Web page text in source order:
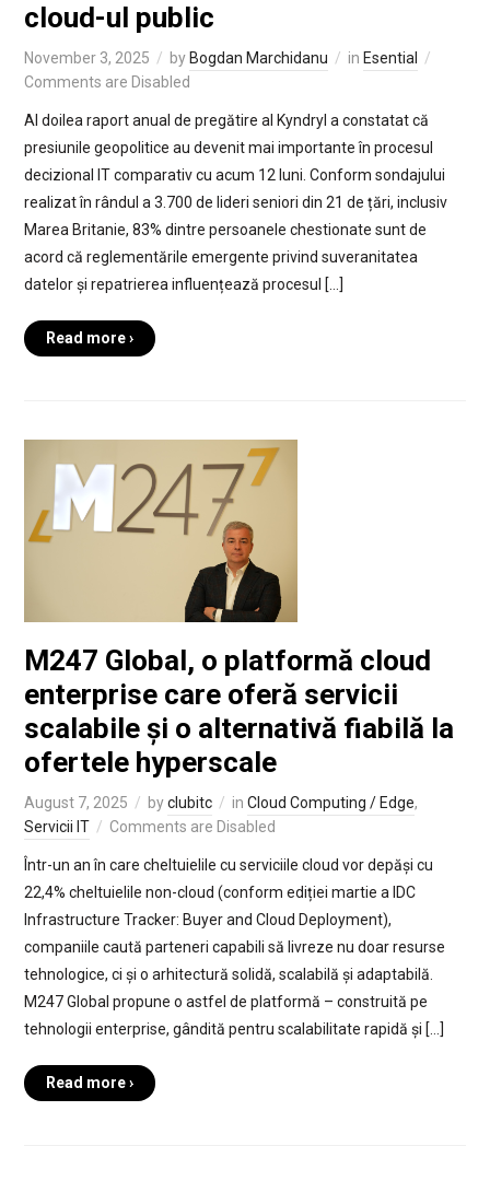
cloud-ul public
November 3, 2025 by Bogdan Marchidanu in Esential
Comments are Disabled
Al doilea raport anual de pregătire al Kyndryl a constatat că
presiunile geopolitice au devenit mai importante în procesul
decizional IT comparativ cu acum 12 luni. Conform sondajului
realizat în rândul a 3.700 de lideri seniori din 21 de țări, inclusiv
Marea Britanie, 83% dintre persoanele chestionate sunt de
acord că reglementările emergente privind suveranitatea
datelor și repatrierea influențează procesul […]
Read more ›
M247 Global, o platformă cloud
enterprise care oferă servicii
scalabile și o alternativă fiabilă la
ofertele hyperscale
August 7, 2025 byclubitc in Cloud Computing / Edge,
Servicii IT
Comments are Disabled
Într-un an în care cheltuielile cu serviciile cloud vor depăși cu
22,4% cheltuielile non-cloud (conform ediției martie a IDC
Infrastructure Tracker: Buyer and Cloud Deployment),
companiile caută parteneri capabili să livreze nu doar resurse
tehnologice, ci și o arhitectură solidă, scalabilă și adaptabilă.
M247 Global propune o astfel de platformă – construită pe
tehnologii enterprise, gândită pentru scalabilitate rapidă și […]
Read more ›